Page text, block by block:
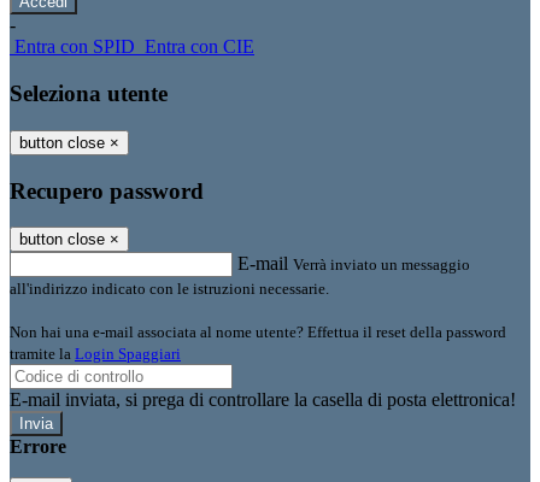
-
Entra con SPID Entra con CIE
Seleziona utente
button close ×
Recupero password
button close ×
E-mail Verrà inviato un messaggio
all'indirizzo indicato con le istruzioni necessarie.
Non hai una e-mail associata al nome utente? Effettua il reset della password
tramite la Login Spaggiari
E-mail inviata, si prega di controllare la casella di posta elettronica!
Errore